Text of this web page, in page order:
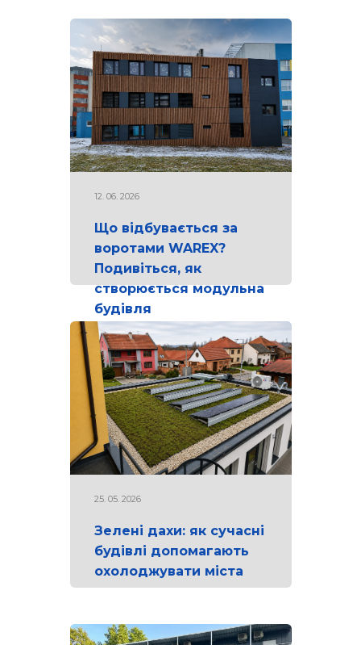
12. 06. 2026
Що відбувається за
воротами WAREX?
Подивіться, як
створюється модульна
будівля
25. 05. 2026
Зелені дахи: як сучасні
будівлі допомагають
охолоджувати міста